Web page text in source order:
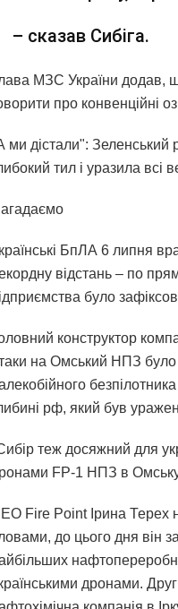
– сказав Сибіга.
МЗС України додав,
про конвенційні
ми дістали": Зеленський
тил і уразила
БпЛА 6 липня
відстань – по
було
конструктор
на Омський НПЗ було
рф, який був
теж досяжний для
FP-1 НПЗ в
Fire Point Ірина Терех
до цього дня він
дронами.